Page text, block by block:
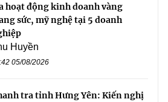
hoạt động kinh doanh vàng
sức, mỹ nghệ tại 5 doanh
Huyền
05/08/2026
tra tỉnh Hưng Yên: Kiến nghị